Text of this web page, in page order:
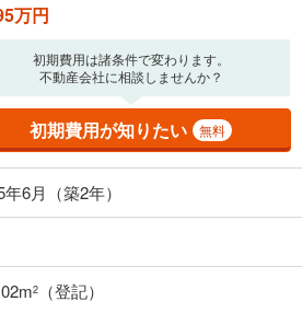
いたします。初期設定で自動入力されてい
における貸出金利とは何ら関係がなく、実際
金利を何ら保証するものではありません。返
て算出しております。入力された金利を35年
表示しています。
用がかかります。ご注意ください。実際にお
等に、必ずご自身でご確認をお願いいたしま
きないことがあります。
に購入相談をする
閉じる
万円
初期費用は諸条件で変わります。
不動産会社に相談しませんか？
初期費用が知りたい 無料
6月（築2年）
2 （登記）